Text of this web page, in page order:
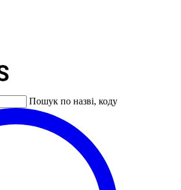
Пошук по назві, коду